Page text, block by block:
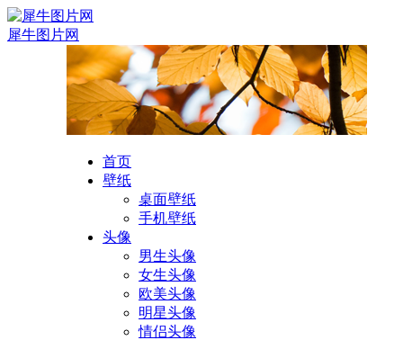
犀牛图片网
首页
壁纸
桌面壁纸
手机壁纸
头像
男生头像
女生头像
欧美头像
明星头像
情侣头像